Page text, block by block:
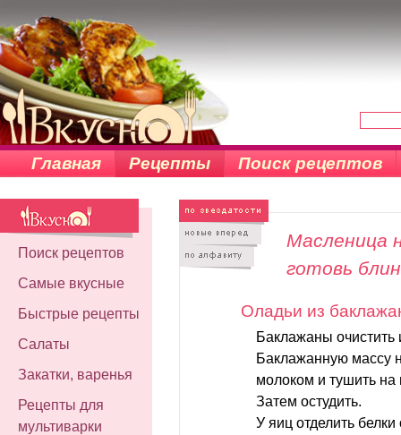
Главная Рецепты Поиск рецептов
Поиск рецептов
Самые вкусные
Быстрые рецепты
Салаты
Закатки, варенья
Рецепты для
мультиварки
Масленица
готовь
Оладьи из
Баклажаны очистить
Баклажанную массу
молоком и тушить на
Затем остудить.
У яиц отделить